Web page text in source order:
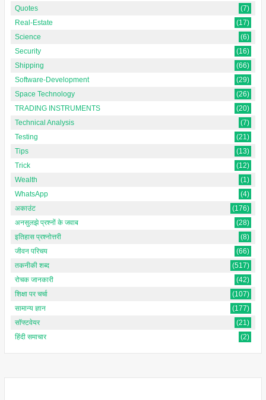
Quotes
(7)
Real-Estate
(17)
Science
(6)
Security
(16)
Shipping
(66)
Software-Development
(29)
Space Technology
(26)
TRADING INSTRUMENTS
(20)
Technical Analysis
(7)
Testing
(21)
Tips
(13)
Trick
(12)
Wealth
(1)
WhatsApp
(4)
अकाउंट
(176)
अनसुलझे प्रश्नों के जवाब
(28)
इतिहास प्रश्नोत्तरी
(8)
जीवन परिचय
(66)
तकनीकी शब्द
(517)
रोचक जानकारी
(42)
शिक्षा पर चर्चा
(107)
सामान्य ज्ञान
(177)
सॉफ्टवेयर
(21)
हिंदी समाचार
(2)